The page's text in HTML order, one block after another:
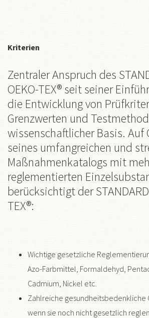
Kriterien
Zentraler Anspruch des
OEKO-TEX® seit seiner
die Entwicklung von
Grenzwerten und
wissenschaftlicher Basis. Auf
seines umfangreichen und
Maßnahmenkatalogs mit
reglementierten
berücksichtigt der
TEX®:
Wichtige gesetzliche
Azo-Farbmittel, Formaldehyd,
Cadmium, Nickel etc.
Zahlreiche gesundheitsbedenkliche
wenn sie noch nicht gesetzlich